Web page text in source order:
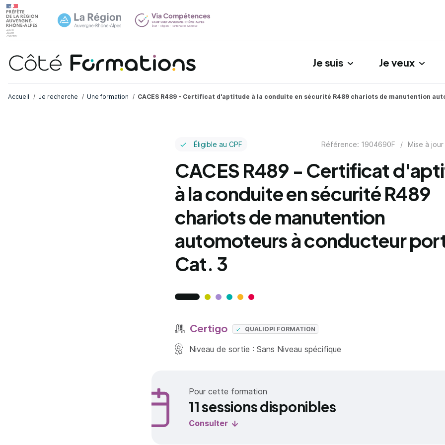
Je suis Je veux
Accueil Je recherche Une formation CACES R489 - Certificat d'aptitude à la conduite en sécurité R489 chariots de manutention
Éligible au CPF Référence: 1904690F / Mise à
CACES R489 - Certificat
à la conduite en sécurité R489
chariots de manutention
automoteurs à conducteur
Cat. 3
Certigo QUALIOPI FORMATION
Niveau de sortie : Sans Niveau spécifique
Pour cette formation
11 sessions disponibles
Consulter